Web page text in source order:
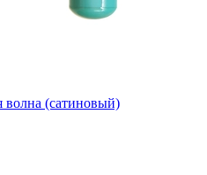
волна (сатиновый)